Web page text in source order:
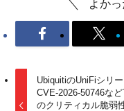
よか
UbiquitiのUniFiシリ
CVE-2026-50746な
のクリティカル脆弱性